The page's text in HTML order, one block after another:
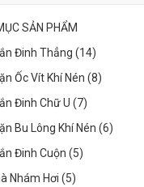
SẢN PHẨM
Đinh Thẳng (14)
Ốc Vít Khí Nén (8)
Đinh Chữ U (7)
Bu Lông Khí Nén (6)
Đinh Cuộn (5)
Nhám Hơi (5)